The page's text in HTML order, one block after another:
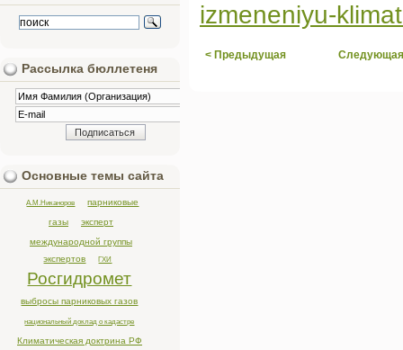
izmeneniyu-
< Предыдущая
Рассылка бюллетеня
Основные темы сайта
А.М.Никаноров
парниковые
газы
эксперт
международной группы
экспертов
ГХИ
Росгидромет
выбросы парниковых газов
национальный доклад о кадастре
Климатическая доктрина РФ